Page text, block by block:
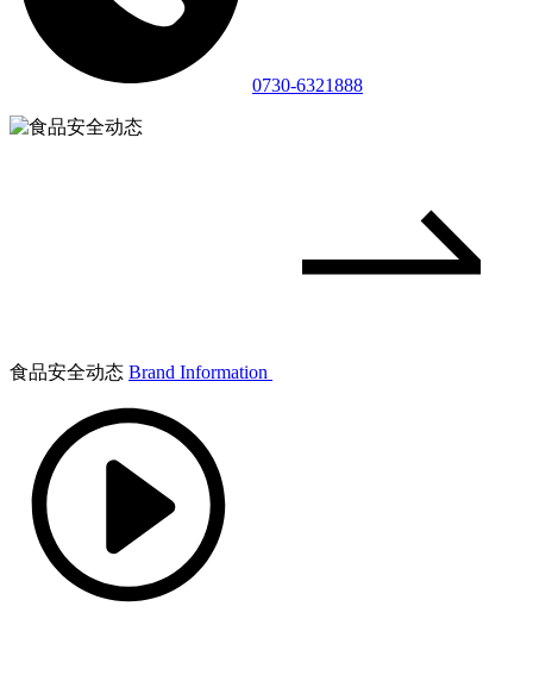
0730-6321888
食品安全动态 Brand Information